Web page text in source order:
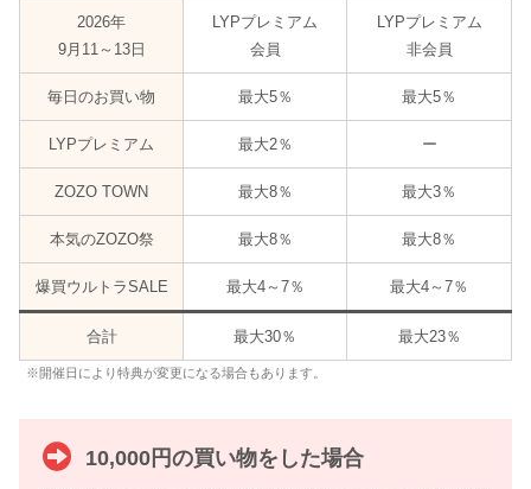
2026年
9月11～13日
LYPプレミアム
会員
LYPプレミアム
非会員
毎日のお買い物 最大5％ 最大5％
LYPプレミアム 最大2％ ー
ZOZO TOWN 最大8％ 最大3％
本気のZOZO祭 最大8％ 最大8％
爆買ウルトラSALE 最大4～7％ 最大4～7％
合計 最大30％ 最大23％
※開催日により特典が変更になる場合もあります。
10,000円の買い物をした場合